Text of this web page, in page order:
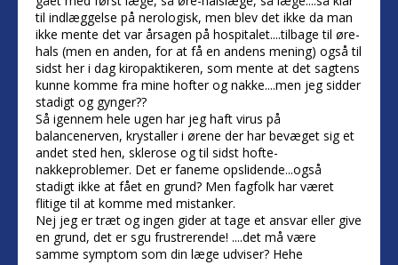
til indlæggelse på nerologisk, men blev det ikke da man
ikke mente det var årsagen på hospitalet....tilbage til øre-
hals (men en anden, for at få en andens mening) også til
sidst her i dag kiropaktikeren, som mente at det sagtens
kunne komme fra mine hofter og nakke....men jeg sidder
stadigt og gynger??
Så igennem hele ugen har jeg haft virus på
balancenerven, krystaller i ørene der har bevæget sig et
andet sted hen, sklerose og til sidst hofte-
nakkeproblemer. Det er faneme opslidende...også
stadigt ikke at fået en grund? Men fagfolk har været
flitige til at komme med mistanker.
Nej jeg er træt og ingen gider at tage et ansvar eller give
en grund, det er sgu frustrerende! ....det må være
samme symptom som din læge udviser? Hehe